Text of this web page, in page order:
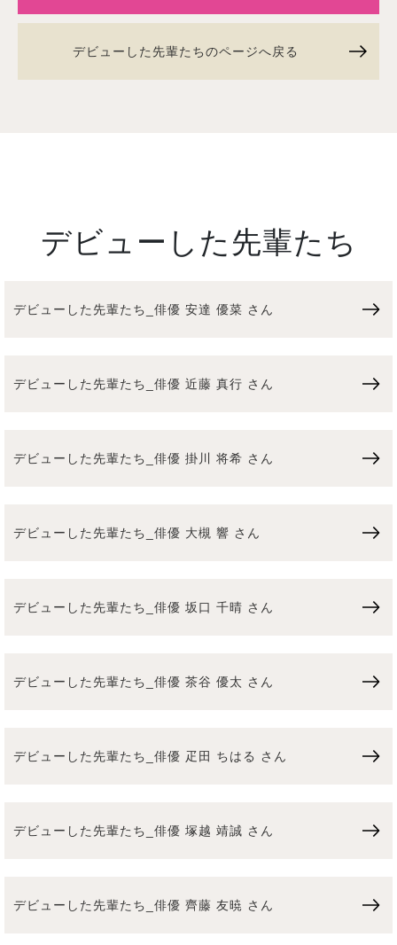
デビューした先輩たちのページへ戻る
デビューした先輩たち
デビューした先輩たち_俳優 安達 優菜 さん
デビューした先輩たち_俳優 近藤 真行 さん
デビューした先輩たち_俳優 掛川 将希 さん
デビューした先輩たち_俳優 大槻 響 さん
デビューした先輩たち_俳優 坂口 千晴 さん
デビューした先輩たち_俳優 茶谷 優太 さん
デビューした先輩たち_俳優 疋田 ちはる さん
デビューした先輩たち_俳優 塚越 靖誠 さん
デビューした先輩たち_俳優 齊藤 友暁 さん